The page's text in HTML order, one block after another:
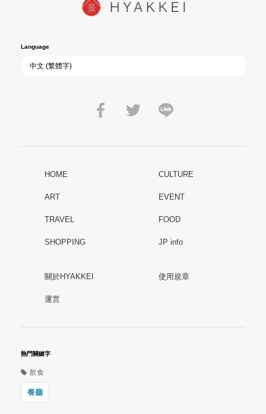
Language
HOME CULTURE
ART EVENT
TRAVEL FOOD
SHOPPING JP info
關於HYAKKEI 使用規章
運営
熱門關鍵字
飲食
餐廳